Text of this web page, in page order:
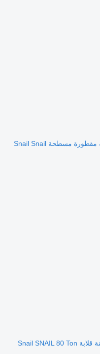
جديدة العربات نصف المقطورة عربة مقطورة مسطحة Snail Snail
جديدة العربات نصف المقطورة شاحنة قلابة Snail SNAIL 80 Ton